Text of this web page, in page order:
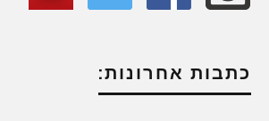
כתבות אחרונות: